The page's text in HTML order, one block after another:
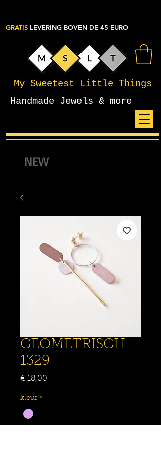
My Sweetest Little Things
Handmade Jewels & more
GRATIS LEVERING BOVEN DE 45 EURO
NEW
GEOMETRISCH
1329
€ 18,00
kleur *